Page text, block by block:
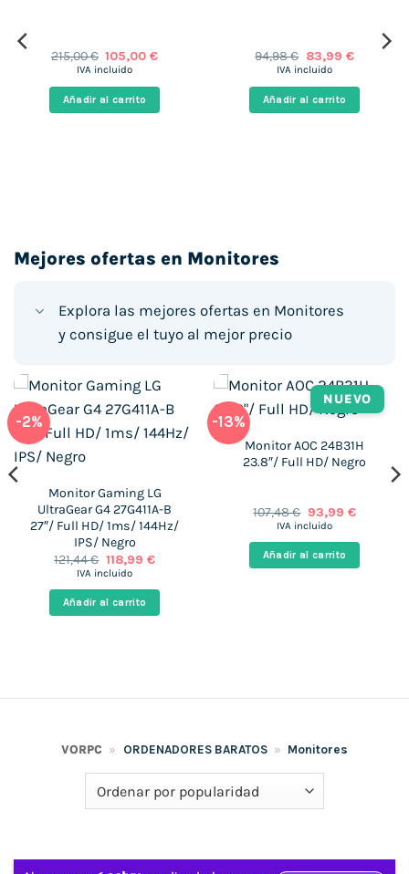
215,00€ El
precio
era:
215,00 €.
105,00€El
es:
105,00 €.
IVA incluido
Añadir al carrito
94,98€ El
precio
era:
94,98 €.
83,99 €El
es:
83,99 €.
IVA incluido
Añadir al carrito
Mejores ofertas en Monitores
Explora las mejores ofertas en Monitores
y consigue el tuyo al mejor precio
-2%
Monitor Gaming LG
UltraGear G4 27G411A-B
27″/ Full HD/ 1ms/ 144Hz/
IPS/ Negro
121,44€ El
precio
era:
121,44 €.
118,99 €El
es:
118,99 €.
IVA incluido
Añadir al carrito
-13%
NUEVO
Monitor AOC 24B31H
23.8″/ Full HD/ Negro
107,48€ El
precio
era:
107,48 €.
93,99 €El
es:
93,99 €.
IVA incluido
Añadir al carrito
VORPC » ORDENADORES BARATOS » Monitores